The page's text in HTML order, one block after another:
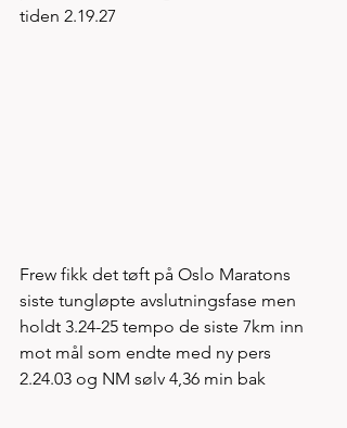
tiden 2.19.27
Frew fikk det tøft på Oslo Maratons
siste tungløpte avslutningsfase men
holdt 3.24-25 tempo de siste 7km inn
mot mål som endte med ny pers
2.24.03 og NM sølv 4,36 min bak